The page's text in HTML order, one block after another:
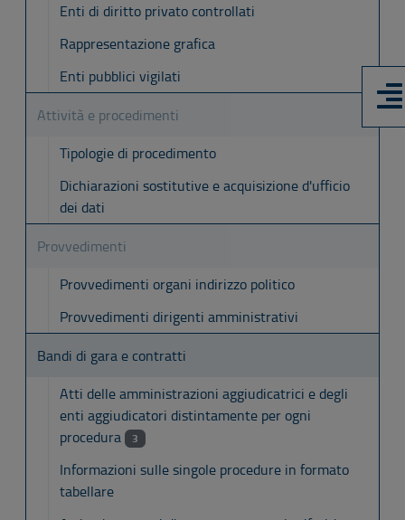
Enti di diritto privato controllati
Rappresentazione grafica
Enti pubblici vigilati
Attività e procedimenti
Tipologie di procedimento
Dichiarazioni sostitutive e acquisizione d'ufficio
dei dati
Provvedimenti
Provvedimenti organi indirizzo politico
Provvedimenti dirigenti amministrativi
Bandi di gara e contratti
Atti delle amministrazioni aggiudicatrici e degli
enti aggiudicatori distintamente per ogni
procedura
3
Informazioni sulle singole procedure in formato
tabellare